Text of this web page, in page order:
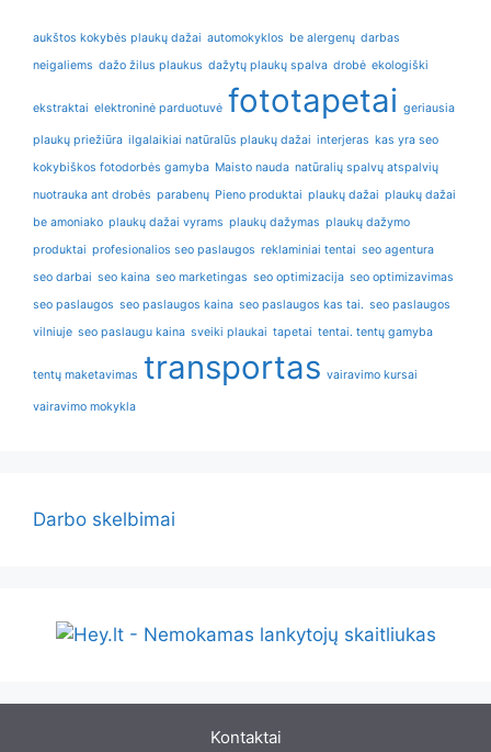
aukštos kokybės plaukų dažai automokyklos be alergenų darbas
neigaliems dažo žilus plaukus dažytų plaukų spalva drobė ekologiški
ekstraktai elektroninė parduotuvė fototapetai geriausia
plaukų priežiūra ilgalaikiai natūralūs plaukų dažai interjeras kas yra seo
kokybiškos fotodorbės gamyba Maisto nauda natūralių spalvų atspalvių
nuotrauka ant drobės parabenų Pieno produktai plaukų dažai plaukų dažai
be amoniako plaukų dažai vyrams plaukų dažymas plaukų dažymo
produktai profesionalios seo paslaugos reklaminiai tentai seo agentura
seo darbai seo kaina seo marketingas seo optimizacija seo optimizavimas
seo paslaugos seo paslaugos kaina seo paslaugos kas tai. seo paslaugos
vilniuje seo paslaugu kaina sveiki plaukai tapetai tentai. tentų gamyba
tentų maketavimas transportas vairavimo kursai
vairavimo mokykla
Darbo skelbimai
Kontaktai